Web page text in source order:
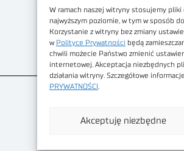
W ramach naszej witryny stosujemy pliki
najwyższym poziomie, w tym w sposób
Korzystanie z witryny bez zmiany
w Polityce Prywatności będą
chwili możecie Państwo zmienić
internetowej. Akceptacja niezbędnych
działania witryny. Szczegółowe
PRYWATNOŚCI
Akceptuję niezbędne
Dostępność cyfrowa
Regulamin Portalu
Regulamin sklepu